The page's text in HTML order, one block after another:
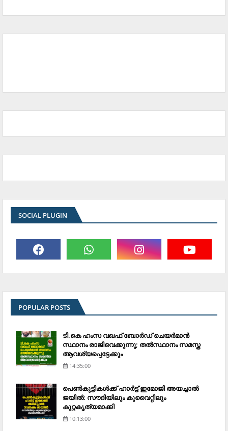
SOCIAL PLUGIN
POPULAR POSTS
ടി.കെ ഹംസ വഖഫ് ബോര്‍ഡ് ചെയര്‍മാന്‍
സ്ഥാനം രാജിവെക്കുന്നു; തല്‍സ്ഥാനം സമസ്ത
ആവശ്യപ്പെട്ടേക്കും
14:35:00
പെണ്‍കുട്ടികള്‍ക്ക് ഹാര്‍ട്ട് ഇമോജി അയച്ചാല്‍
ജയില്‍: സൗദിയിലും കുവൈറ്റിലും
കുറ്റകൃത്യമാക്കി
10:13:00